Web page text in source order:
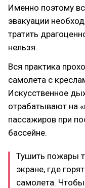
Именно поэтому
эвакуации
тратить
нельзя.
Вся практика
самолета с
Искусственное
отрабатывают на
пассажиров при
бассейне.
Тушить пожары
экране, где
самолета.